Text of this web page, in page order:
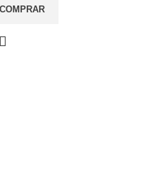
COMPRAR